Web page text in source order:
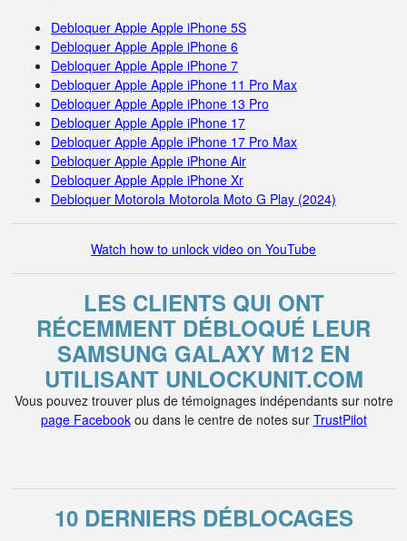
Debloquer Apple Apple iPhone 5S
Debloquer Apple Apple iPhone 6
Debloquer Apple Apple iPhone 7
Debloquer Apple Apple iPhone 11 Pro Max
Debloquer Apple Apple iPhone 13 Pro
Debloquer Apple Apple iPhone 17
Debloquer Apple Apple iPhone 17 Pro Max
Debloquer Apple Apple iPhone Air
Debloquer Apple Apple iPhone Xr
Debloquer Motorola Motorola Moto G Play (2024)
Watch how to unlock video on YouTube
LES CLIENTS QUI ONT
RÉCEMMENT DÉBLOQUÉ LEUR
SAMSUNG GALAXY M12 EN
UTILISANT UNLOCKUNIT.COM
Vous pouvez trouver plus de témoignages indépendants sur notre
page Facebookou dans le centre de notes sur TrustPilot
10 DERNIERS DÉBLOCAGES